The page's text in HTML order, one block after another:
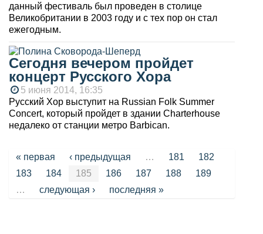
данный фестиваль был проведен в столице
Великобритании в 2003 году и с тех пор он стал
ежегодным.
Сегодня вечером пройдет
концерт Русского Хора
5 июня 2014, 16:35
Русский Хор выступит на Russian Folk Summer
Concert, который пройдет в здании Charterhouse
недалеко от станции метро Barbican.
Страницы
« первая ‹ предыдущая … 181
182
183
184 185 186 187 188
189
…
следующая › последняя »